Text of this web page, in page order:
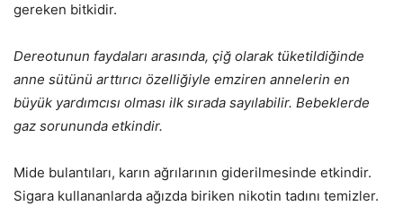
gereken bitkidir.
Dereotunun faydaları arasında, çiğ olarak tüketildiğinde
anne sütünü arttırıcı özelliğiyle emziren annelerin en
büyük yardımcısı olması ilk sırada sayılabilir. Bebeklerde
gaz sorununda etkindir.
Mide bulantıları, karın ağrılarının giderilmesinde etkindir.
Sigara kullananlarda ağızda biriken nikotin tadını temizler.